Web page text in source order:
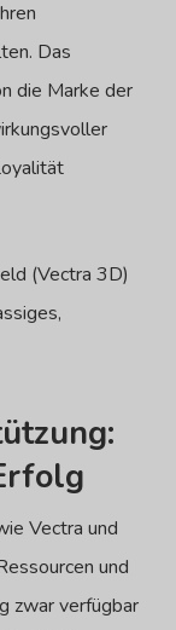
Das
die Marke der
(Vectra 3D)
Vectra und
und
zwar verfügbar